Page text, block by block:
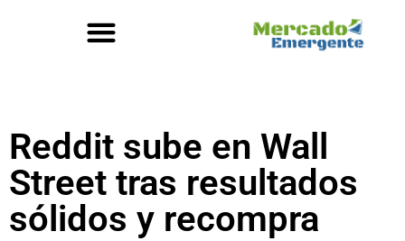
Reddit sube en Wall
Street tras resultados
sólidos y recompra